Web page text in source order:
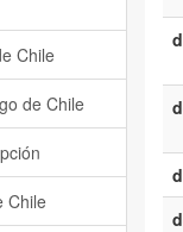
Chile
de Chile
Chile